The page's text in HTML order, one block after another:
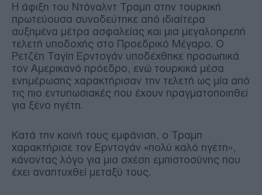
Η άφιξη του Ντόναλντ Τραμπ στην τουρκική
πρωτεύουσα συνοδεύτηκε από ιδιαίτερα
αυξημένα μέτρα ασφαλείας και μια μεγαλοπρεπή
τελετή υποδοχής στο Προεδρικό Μέγαρο. Ο
Ρετζέπ Ταγίπ Ερντογάν υποδέχθηκε προσωπικά
τον Αμερικανό πρόεδρο, ενώ τουρκικά μέσα
ενημέρωσης χαρακτήρισαν την τελετή ως μία από
τις πιο εντυπωσιακές που έχουν πραγματοποιηθεί
για ξένο ηγέτη.
Κατά την κοινή τους εμφάνιση, ο Τραμπ
χαρακτήρισε τον Ερντογάν «πολύ καλό ηγέτη»,
κάνοντας λόγο για μια σχέση εμπιστοσύνης που
έχει αναπτυχθεί μεταξύ τους.